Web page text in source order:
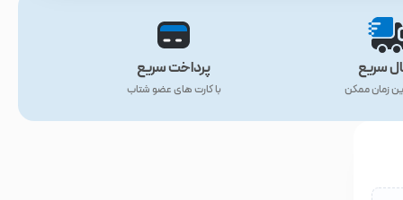
سریع
زمان ممکن
پرداخت سریع
با کارت های عضو شتاب